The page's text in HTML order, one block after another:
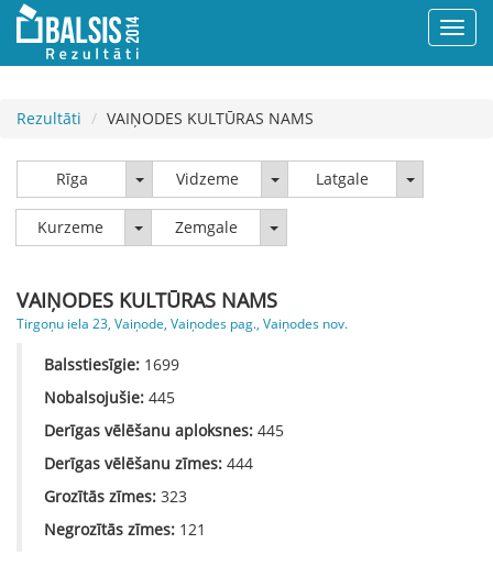
Rezultāti VAIŅODES KULTŪRAS NAMS
Rīga Rīga Vidzeme VidzemeLatgale Latgale
Kurzeme KurzemeZemgale Zemgale
VAIŅODES KULTŪRAS NAMS
Tirgoņu iela 23, Vaiņode, Vaiņodes pag., Vaiņodes nov.
Balsstiesīgie: 1699
Nobalsojušie: 445
Derīgas vēlēšanu aploksnes: 445
Derīgas vēlēšanu zīmes: 444
Grozītās zīmes: 323
Negrozītās zīmes: 121